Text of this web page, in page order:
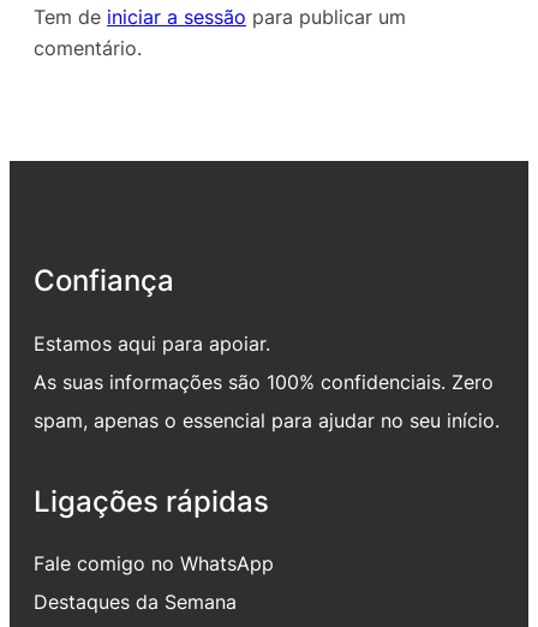
Tem de iniciar a sessão para publicar um
comentário.
Confiança
Estamos aqui para apoiar.
As suas informações são 100% confidenciais. Zero
spam, apenas o essencial para ajudar no seu início.
Ligações rápidas
Fale comigo no WhatsApp
Destaques da Semana